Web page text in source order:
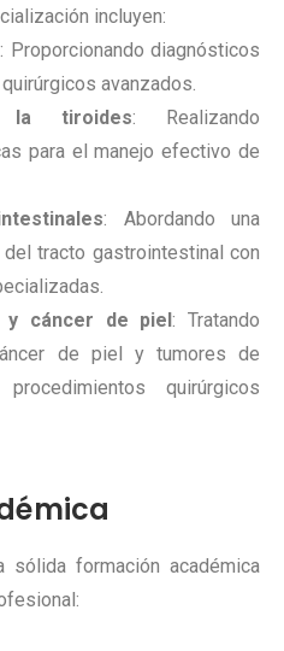
incluyen:
: Proporcionando diagnósticos
avanzados.
la tiroides: Realizando
para el manejo efectivo de
: Abordando una
tracto gastrointestinal con
y cáncer de piel: Tratando
de piel y tumores de
quirúrgicos
sólida formación académica